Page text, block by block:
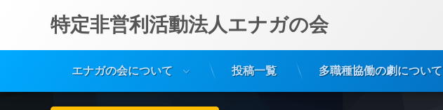
特定非営利活動法人エナガの会
エナガの会について 投稿一覧 多職種協働の劇について